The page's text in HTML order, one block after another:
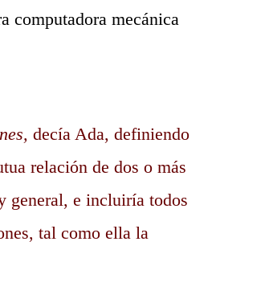
computadora mecánica
decía Ada, definiendo
relación de dos o más
general, e incluiría todos
tal como ella la